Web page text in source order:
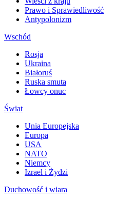
Prawo i Sprawiedliwość
Antypolonizm
Wschód
Rosja
Ukraina
Białoruś
Ruska smuta
Łowcy onuc
Świat
Unia Europejska
Europa
USA
NATO
Niemcy
Izrael i Żydzi
Duchowość i wiara